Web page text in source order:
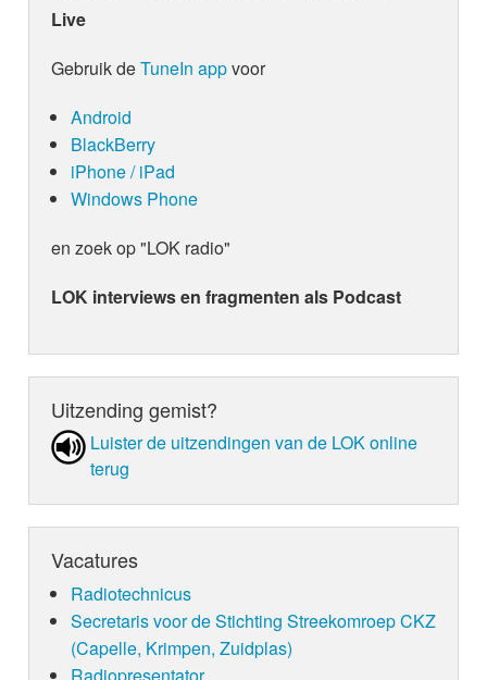
Live
Gebruik deTuneIn appvoor
Android
BlackBerry
iPhone / iPad
Windows Phone
en zoek op "LOK radio"
LOK interviews en fragmenten als Podcast
Uitzending gemist?
Luister de uit­zen­din­gen van de LOK online
terug
Vacatures
Radiotechnicus
Secretaris voor de Stichting Streekomroep CKZ
(Capelle, Krimpen, Zuidplas)